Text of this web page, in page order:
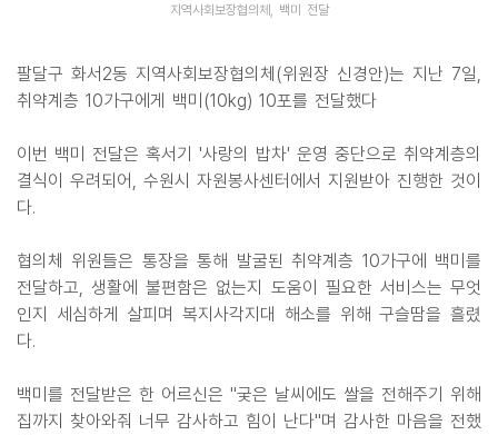
지역사회보장협의체, 백미 전달
팔달구 화서2동 지역사회보장협의체(위원장 신경안)는 지난 7일,
취약계층 10가구에게 백미(10kg) 10포를 전달했다
이번 백미 전달은 혹서기 '사랑의 밥차' 운영 중단으로 취약계층의
결식이 우려되어, 수원시 자원봉사센터에서 지원받아 진행한 것이
다.
협의체 위원들은 통장을 통해 발굴된 취약계층 10가구에 백미를
전달하고, 생활에 불편함은 없는지 도움이 필요한 서비스는 무엇
인지 세심하게 살피며 복지사각지대 해소를 위해 구슬땀을 흘렸
다.
백미를 전달받은 한 어르신은 "궂은 날씨에도 쌀을 전해주기 위해
집까지 찾아와줘 너무 감사하고 힘이 난다"며 감사한 마음을 전했